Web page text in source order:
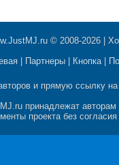
© 2008-2026 |
Партнеры Кнопка|
и прямую ссылку на
принадлежат авторам
проекта без согласия